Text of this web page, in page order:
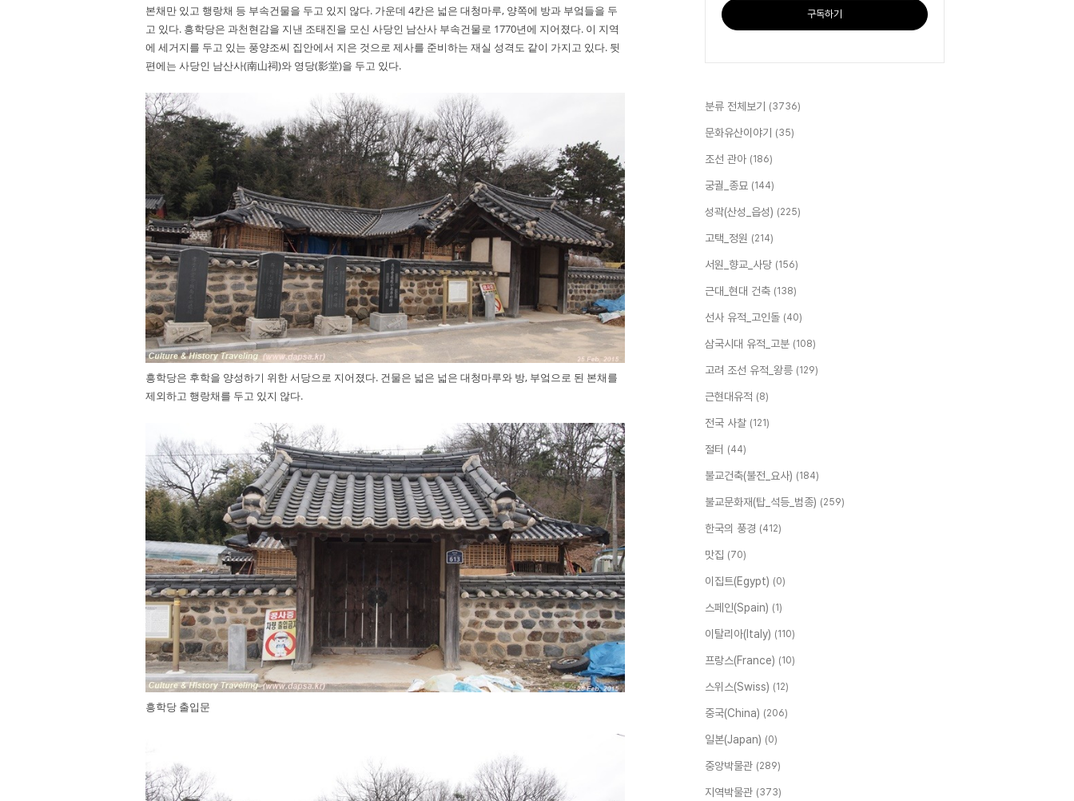
본채만 있고 행랑채 등 부속건물을 두고 있지 않다. 가운데 4칸은 넓은 대청마루, 양쪽에 방과 부엌들을 두
고 있다. 흥학당은 과천현감을 지낸 조태진을 모신 사당인 남산사 부속건물로 1770년에 지어졌다. 이 지역
에 세거지를 두고 있는 풍양조씨 집안에서 지은 것으로 제사를 준비하는 재실 성격도 같이 가지고 있다. 뒷
편에는 사당인 남산사(南山祠)와 영당(影堂)을 두고 있다.
흥학당은 후학을 양성하기 위한 서당으로 지어졌다. 건물은 넓은 넓은 대청마루와 방, 부엌으로 된 본채를
제외하고 행랑채를 두고 있지 않다.
흥학당 출입문
구독하기
분류 전체보기 (3736)
문화유산이야기 (35)
조선 관아 (186)
궁궐_종묘 (144)
성곽(산성_읍성) (225)
고택_정원 (214)
서원_향교_사당 (156)
근대_현대 건축 (138)
선사 유적_고인돌 (40)
삼국시대 유적_고분 (108)
고려 조선 유적_왕릉 (129)
근현대유적 (8)
전국 사찰 (121)
절터 (44)
불교건축(불전_요사) (184)
불교문화재(탑_석등_범종) (259)
한국의 풍경 (412)
맛집 (70)
이집트(Egypt) (0)
스페인(Spain) (1)
이탈리아(Italy) (110)
프랑스(France) (10)
스위스(Swiss) (12)
중국(China) (206)
일본(Japan) (0)
중앙박물관 (289)
지역박물관 (373)